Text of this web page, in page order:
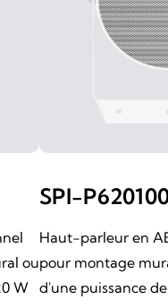
ou
W
SPI-
Haut-parleur en
pour montage
d'une puissance